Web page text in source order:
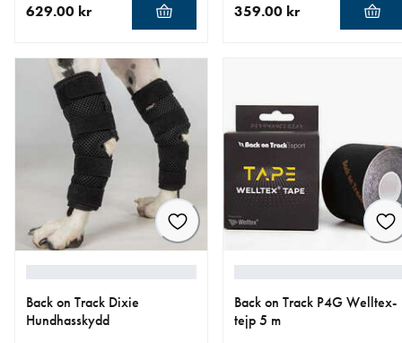
629.00 kr 359.00 kr
Back on Track Dixie
Hundhasskydd
Back on Track P4G Welltex-
tejp 5 m